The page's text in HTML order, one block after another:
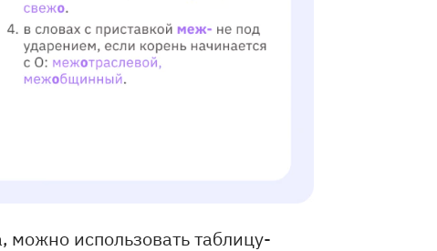
использовать таблицу-